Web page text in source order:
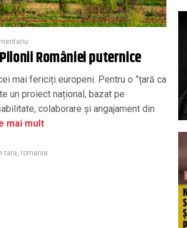
României puternice
mai fericiți europeni. Pentru o ”țară ca
un proiect național, bazat pe
colaborare și angajament din
mai mult
tara romania